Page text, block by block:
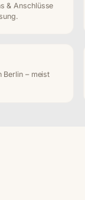
& Anschlüsse
Berlin – meist